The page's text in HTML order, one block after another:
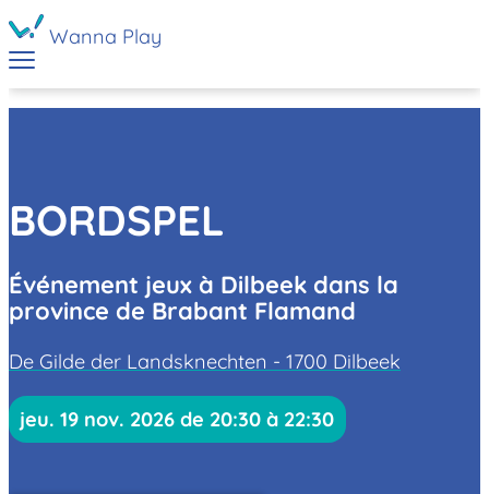
Wanna Play
BORDSPEL
Événement jeux à Dilbeek dans la
province de Brabant Flamand
De Gilde der Landsknechten - 1700 Dilbeek
jeu. 19 nov. 2026 de 20:30 à 22:30